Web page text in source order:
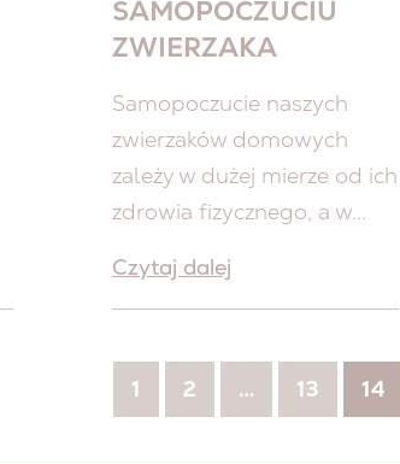
SAMOPOCZUCIU
ZWIERZAKA
Samopoczucie naszych
zwierzaków domowych
zależy w dużej mierze od ich
zdrowia fizycznego, a w...
Czytaj dalej
1 2 … 13 14